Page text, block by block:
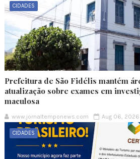
CIDADES
Prefeitura de São Fidélis mantém
atualização sobre exames em
maculosa
www.jornaltemponews.com Aug 06, 2026
CIDADES